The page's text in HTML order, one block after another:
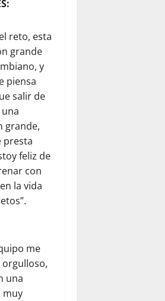
reto, esta
grande
y
piensa
salir de
grande,
presta
feliz de
con
la vida
me
una
muy